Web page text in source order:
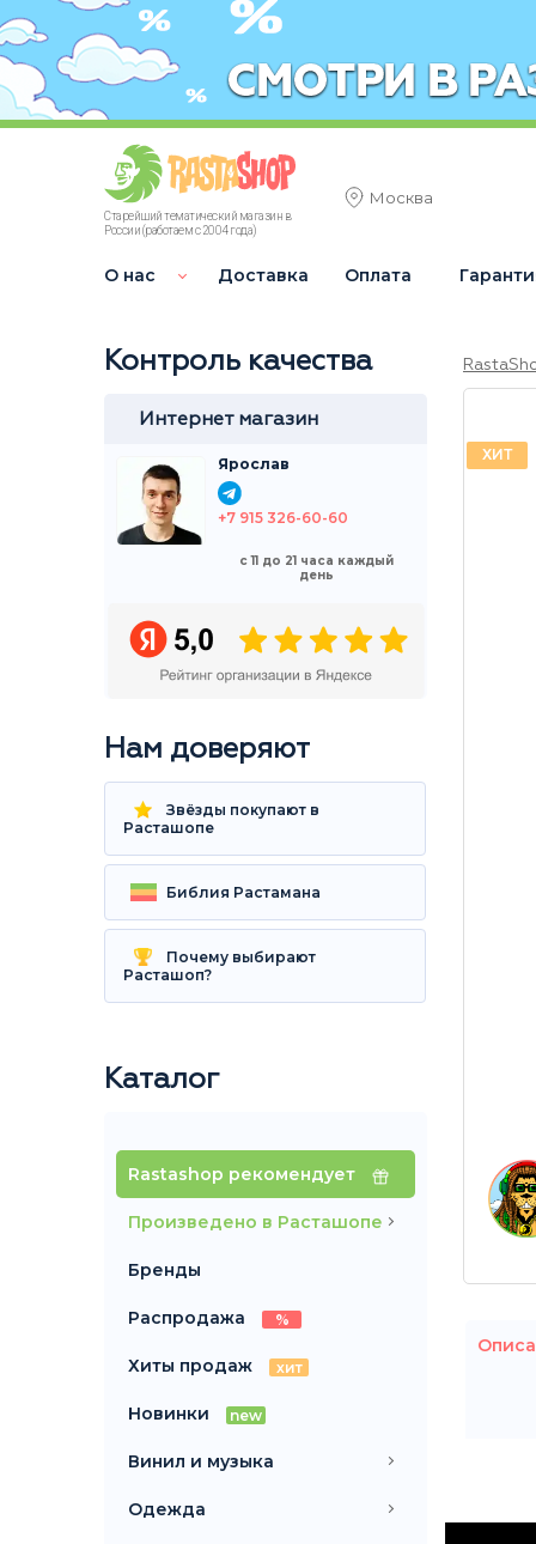
Старейший тематический магазин в
России (работаем с 2004 года)
Москва
О нас Доставка Оплата
Контроль качества
Интернет магазин
Ярослав
+7 915 326-60-60
с 11 до 21 часа каждый
день
Нам доверяют
Звёзды покупают в
Расташопе
Библия Растамана
Почему выбирают
Расташоп?
Каталог
Rastashop рекомендует
Произведено в Расташопе
Бренды
Распродажа %
Хиты продаж хит
Новинки new
Винил и музыка
Одежда
ХИТ